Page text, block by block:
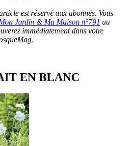
est réservé aux abonnés. Vous
Jardin & Ma Maison n°791 au
immédiatement dans votre
EN BLANC